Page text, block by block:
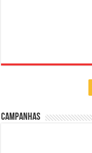
Campanhas